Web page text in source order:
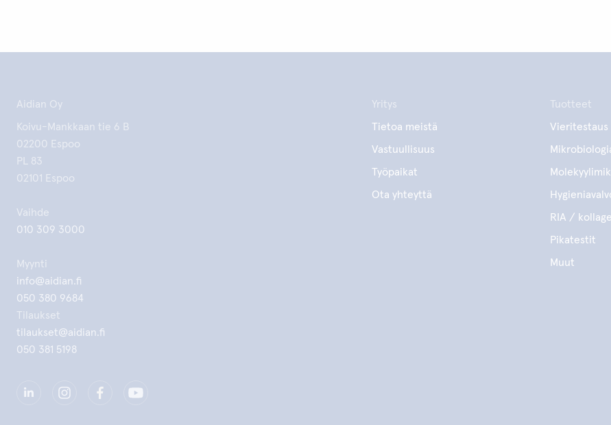
Aidian Oy
Koivu-Mankkaan tie 6 B
02200 Espoo
PL 83
02101 Espoo
Vaihde
010 309 3000
Myynti
info@aidian.fi
050 380 9684
Tilaukset
tilaukset@aidian.fi
050 381 5198
Yritys
Tietoa meistä
Vastuullisuus
Työpaikat
Ota yhteyttä
Tuotteet
Vieritestaus
RIA /
Pikatestit
Muut